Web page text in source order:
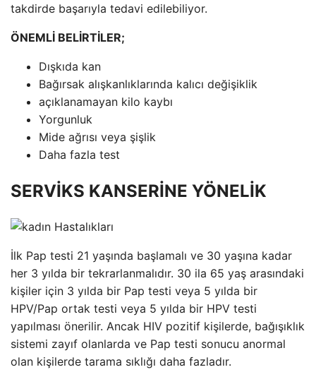
takdirde başarıyla tedavi edilebiliyor.
ÖNEMLİ BELİRTİLER;
Dışkıda kan
Bağırsak alışkanlıklarında kalıcı değişiklik
açıklanamayan kilo kaybı
Yorgunluk
Mide ağrısı veya şişlik
Daha fazla test
SERVİKS KANSERİNE YÖNELİK
İlk Pap testi 21 yaşında başlamalı ve 30 yaşına kadar
her 3 yılda bir tekrarlanmalıdır. 30 ila 65 yaş arasındaki
kişiler için 3 yılda bir Pap testi veya 5 yılda bir
HPV/Pap ortak testi veya 5 yılda bir HPV testi
yapılması önerilir. Ancak HIV pozitif kişilerde, bağışıklık
sistemi zayıf olanlarda ve Pap testi sonucu anormal
olan kişilerde tarama sıklığı daha fazladır.